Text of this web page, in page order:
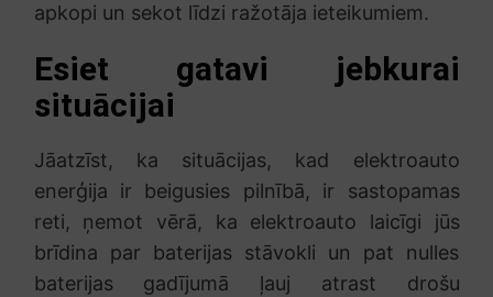
apkopi un sekot līdzi ražotāja ieteikumiem.
Esiet gatavi jebkurai
situācijai
Jāatzīst, ka situācijas, kad elektroauto
enerģija ir beigusies pilnībā, ir sastopamas
reti, ņemot vērā, ka elektroauto laicīgi jūs
brīdina par baterijas stāvokli un pat nulles
baterijas gadījumā ļauj atrast drošu